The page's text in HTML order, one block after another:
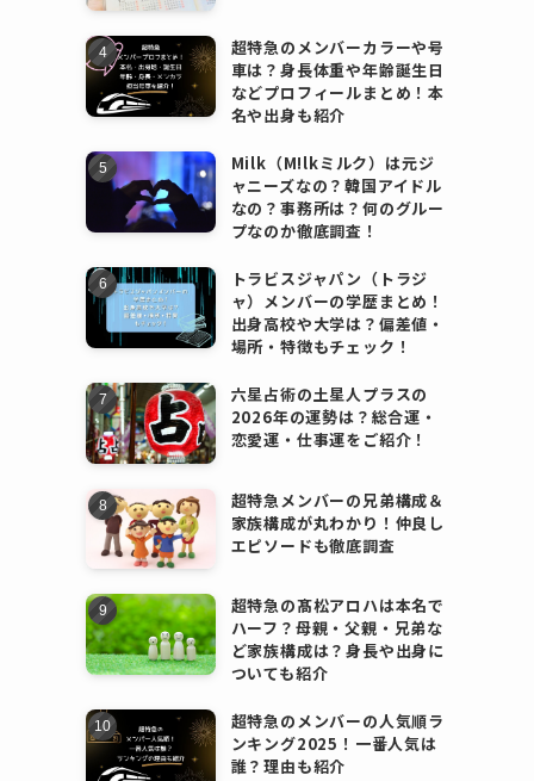
超特急のメンバーカラーや号
車は？身長体重や年齢誕生日
などプロフィールまとめ！本
名や出身も紹介
Milk（M!lkミルク）は元ジ
ャニーズなの？韓国アイドル
なの？事務所は？何のグルー
プなのか徹底調査！
トラビスジャパン（トラジ
ャ）メンバーの学歴まとめ！
出身高校や大学は？偏差値・
場所・特徴もチェック！
六星占術の土星人プラスの
2026年の運勢は？総合運・
恋愛運・仕事運をご紹介！
超特急メンバーの兄弟構成＆
家族構成が丸わかり！仲良し
エピソードも徹底調査
超特急の髙松アロハは本名で
ハーフ？母親・父親・兄弟な
ど家族構成は？身長や出身に
ついても紹介
超特急のメンバーの人気順ラ
ンキング2025！一番人気は
誰？理由も紹介